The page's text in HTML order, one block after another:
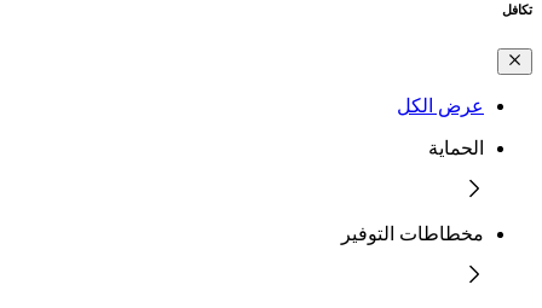
تكافل
عرض الكل
الحماية
مخطاطات التوفير